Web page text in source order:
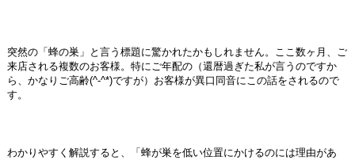
突然の「蜂の巣」と言う標題に驚かれたかもしれません。ここ数ヶ月、ご
来店される複数のお客様。特にご年配の（還暦過ぎた私が言うのですか
ら、かなりご高齢(^-^*)ですが）お客様が異口同音にこの話をされるので
す。
わかりやすく解説すると、「蜂が巣を低い位置にかけるのには理由があ